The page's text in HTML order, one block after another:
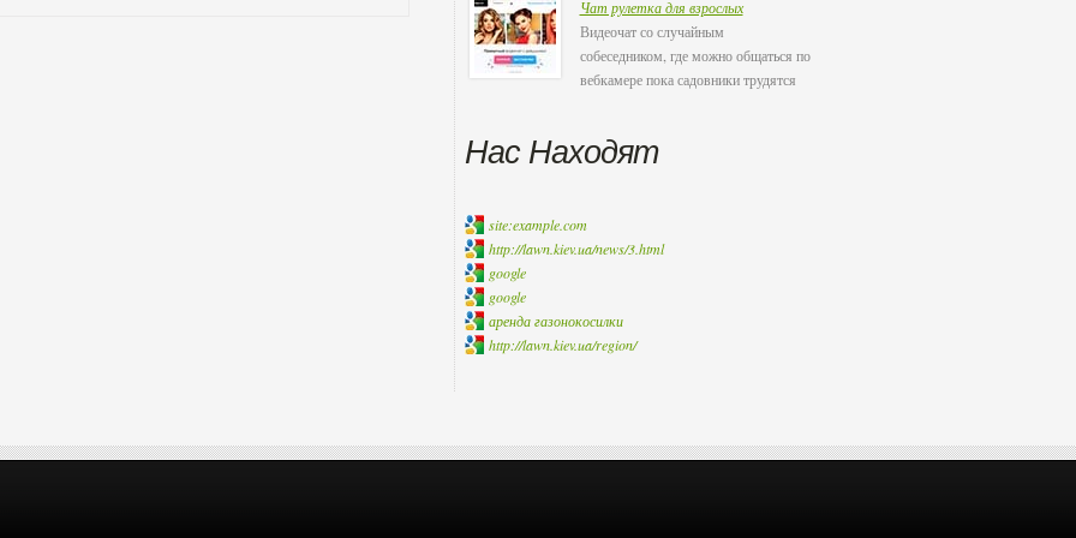
Чат рулетка для взрослых
Видеочат со случайным
собеседником, где можно общаться по
вебкамере пока садовники трудятся
Нас Находят
site:example.com
http://lawn.kiev.ua/news/3.html
google
google
аренда газонокосилки
http://lawn.kiev.ua/region/